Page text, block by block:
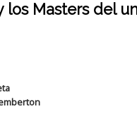
los Masters del